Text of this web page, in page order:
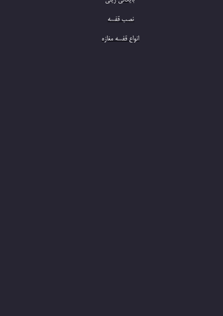
​نصب قفسه
​انواع قفسه مغازه